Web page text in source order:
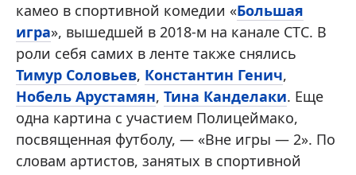
камео в спортивной комедии «Большая
игра», вышедшей в 2018-м на канале СТС. В
роли себя самих в ленте также снялись
Тимур Соловьев, Константин Генич,
Нобель Арустамян, Тина Канделаки. Еще
одна картина с участием Полицеймако,
посвященная футболу, — «Вне игры — 2». По
словам артистов, занятых в спортивной